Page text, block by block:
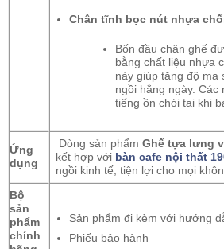
Chân tĩnh bọc nút nhựa
Bốn đầu chân ghế
bằng chất liệu nhựa
này giúp tăng độ ma
ngồi hằng ngày. Các
tiếng ồn chói tai khi
Ứng
dụng
Dòng sản phẩm Ghế tựa lưng
kết hợp với bàn cafe nội thất
ngồi kinh tế, tiện lợi cho mọi
Bộ
sản
phẩm
chính
Sản phẩm đi kèm với hướng
Phiếu bảo hành